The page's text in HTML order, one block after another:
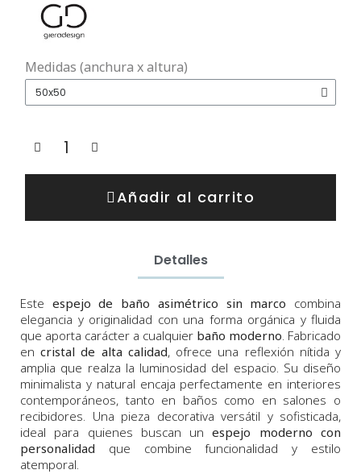
Medidas (anchura x altura)
Añadir al carrito
Detalles
Este espejo de baño asimétrico sin marco combina
elegancia y originalidad con una forma orgánica y fluida
que aporta carácter a cualquier baño moderno. Fabricado
encristal de alta calidad, ofrece una reflexión nítida y
amplia que realza la luminosidad del espacio. Su diseño
minimalista y natural encaja perfectamente en interiores
contemporáneos, tanto en baños como en salones o
recibidores. Una pieza decorativa versátil y sofisticada,
ideal para quienes buscan unespejo moderno con
personalidad que combine funcionalidad y estilo
atemporal.